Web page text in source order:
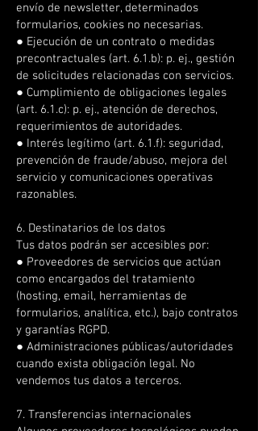
envío de newsletter, determinados
formularios, cookies no necesarias.
● Ejecución de un contrato o medidas
precontractuales (art. 6.1.b): p. ej., gestión
de solicitudes relacionadas con servicios.
● Cumplimiento de obligaciones legales
(art. 6.1.c): p. ej., atención de derechos,
requerimientos de autoridades.
● Interés legítimo (art. 6.1.f): seguridad,
prevención de fraude/abuso, mejora del
servicio y comunicaciones operativas
razonables.
6. Destinatarios de los datos
Tus datos podrán ser accesibles por:
● Proveedores de servicios que actúan
como encargados del tratamiento
(hosting, email, herramientas de
formularios, analítica, etc.), bajo contratos
y garantías RGPD.
● Administraciones públicas/autoridades
cuando exista obligación legal. No
vendemos tus datos a terceros.
7. Transferencias internacionales